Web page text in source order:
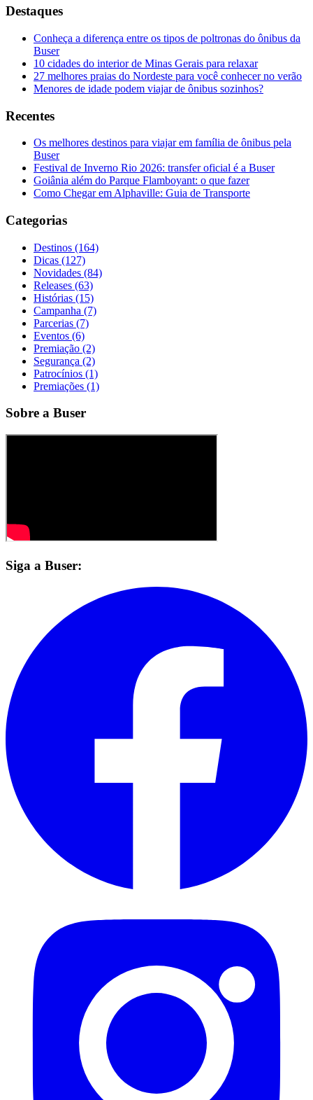
Destaques
Conheça a diferença entre os tipos de poltronas do ônibus da
Buser
10 cidades do interior de Minas Gerais para relaxar
27 melhores praias do Nordeste para você conhecer no verão
Menores de idade podem viajar de ônibus sozinhos?
Recentes
Os melhores destinos para viajar em família de ônibus pela
Buser
Festival de Inverno Rio 2026: transfer oficial é a Buser
Goiânia além do Parque Flamboyant: o que fazer
Como Chegar em Alphaville: Guia de Transporte
Categorias
Destinos (164)
Dicas (127)
Novidades (84)
Releases (63)
Histórias (15)
Campanha (7)
Parcerias (7)
Eventos (6)
Premiação (2)
Segurança (2)
Patrocínios (1)
Premiações (1)
Sobre a Buser
Siga a Buser: